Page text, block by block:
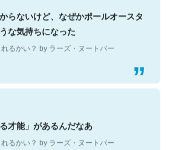
らないけど、なぜかポールオースタ
な気持ちになった
るかい？ by ラーズ・ヌートバー
才能」があるんだなあ
るかい？ by ラーズ・ヌートバー